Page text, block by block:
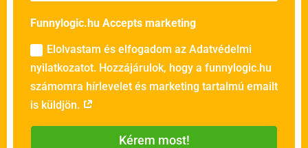
Funnylogic.hu Accepts marketing
Elolvastam és elfogadom az Adatvédelmi
nyilatkozatot. Hozzájárulok, hogy a funnylogic.hu
számomra hírlevelet és marketing tartalmú emailt
is küldjön.
Kérem most!